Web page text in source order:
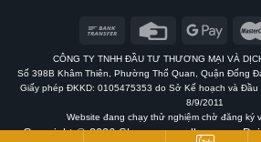
CÔNG TY TNHH ĐẦU TƯ THƯƠNG MẠI VÀ
Số 398B Khâm Thiên, Phường Thổ Quan, Quận Đống
Giấy phép ĐKKD: 0105475353 do Sở Kế hoạch và
8/9/2011
Website đang chạy thử nghiệm chờ đăng ký
Copyright © 2026 Showroommalloca.vn -